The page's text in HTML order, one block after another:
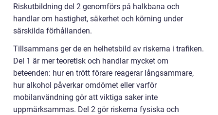
Riskutbildning del 2 genomförs på halkbana och
handlar om hastighet, säkerhet och körning under
särskilda förhållanden.
Tillsammans ger de en helhetsbild av riskerna i trafiken.
Del 1 är mer teoretisk och handlar mycket om
beteenden: hur en trött förare reagerar långsammare,
hur alkohol påverkar omdömet eller varför
mobilanvändning gör att viktiga saker inte
uppmärksammas. Del 2 gör riskerna fysiska och